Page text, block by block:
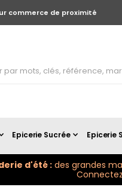
commerce de proximité
Epicerie Sucrée Epicerie
d'été : des grandes